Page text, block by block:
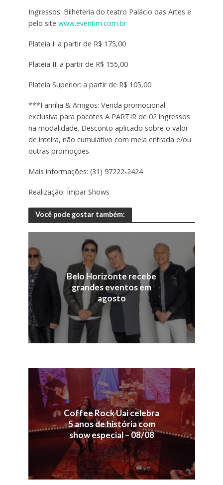
Ingressos: Bilheteria do teatro Palácio das Artes e
pelo site www.eventim.com.br
Plateia I: a partir de R$ 175,00
Plateia II: a partir de R$ 155,00
Plateia Superior: a partir de R$ 105,00
***Família & Amigos: Venda promocional
exclusiva para pacotes A PARTIR de 02 ingressos
na modalidade. Desconto aplicado sobre o valor
de inteira, não cumulativo com meia entrada e/ou
outras promoções.
Mais informações: (31) 97222-2424
Realização: Ímpar Shows
Você pode gostar também:
Belo Horizonte recebe
grandes eventos em
agosto
Coffee Rock Uai celebra
5 anos de história com
show especial – 08/08